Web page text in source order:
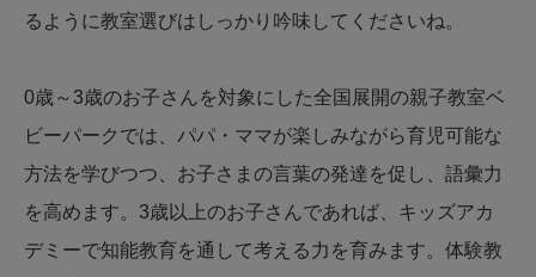
るように教室選びはしっかり吟味してくださいね。
0歳～3歳のお子さんを対象にした全国展開の親子教室ベ
ビーパークでは、パパ・ママが楽しみながら育児可能な
方法を学びつつ、お子さまの言葉の発達を促し、語彙力
を高めます。3歳以上のお子さんであれば、キッズアカ
デミーで知能教育を通して考える力を育みます。体験教